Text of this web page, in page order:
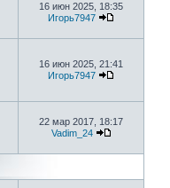
16 июн 2025, 18:35
Игорь7947
16 июн 2025, 21:41
Игорь7947
22 мар 2017, 18:17
Vadim_24